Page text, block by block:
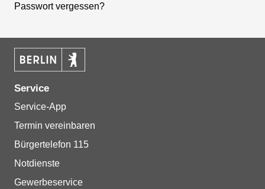
Passwort vergessen?
Service
Service-App
Termin vereinbaren
Bürgertelefon 115
Notdienste
Gewerbeservice